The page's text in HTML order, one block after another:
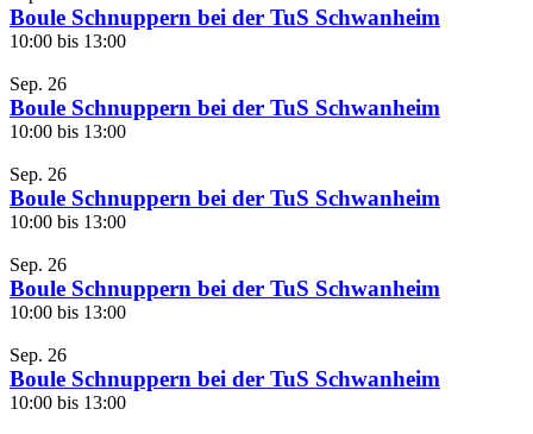
Boule Schnuppern bei der TuS Schwanheim
10:00 bis 13:00
Sep. 26
Boule Schnuppern bei der TuS Schwanheim
10:00 bis 13:00
Sep. 26
Boule Schnuppern bei der TuS Schwanheim
10:00 bis 13:00
Sep. 26
Boule Schnuppern bei der TuS Schwanheim
10:00 bis 13:00
Sep. 26
Boule Schnuppern bei der TuS Schwanheim
10:00 bis 13:00